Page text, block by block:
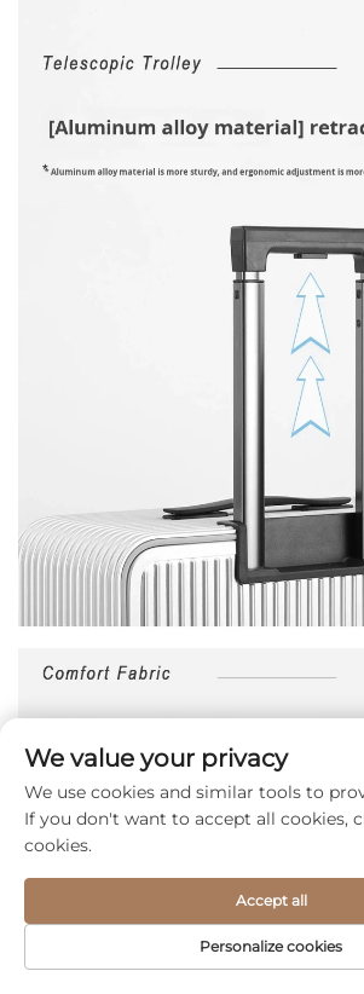
We value your privacy
We use cookies and similar tools to
If you don't want to accept all cookies,
cookies.
Personalize cookies
Accept all